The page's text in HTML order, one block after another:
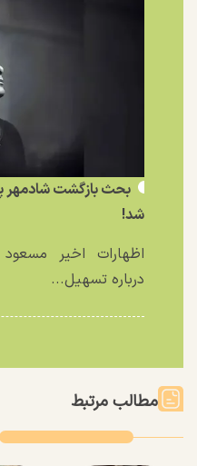
بحث بازگشت شادمهر
شد!
اظهارات اخیر
درباره تسهیل...
مطالب مرتبط